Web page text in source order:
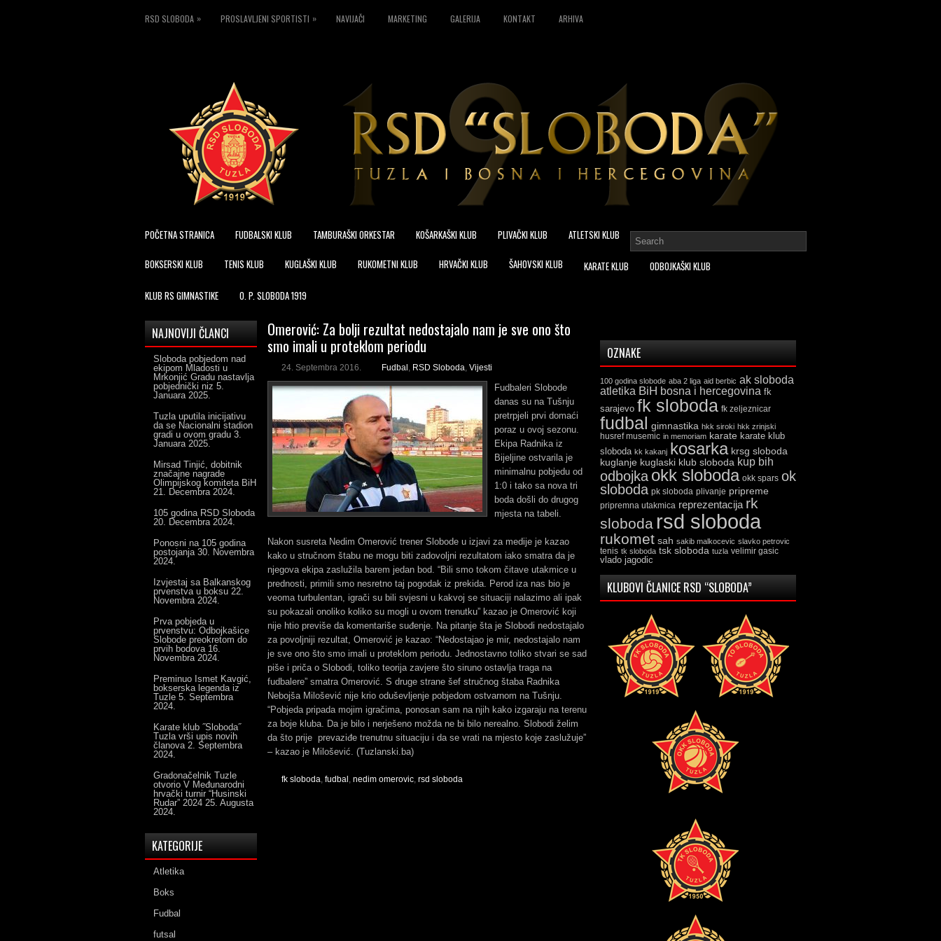
RSD SLOBODA » PROSLAVLJENI SPORTISTI » NAVIJAČI MARKETING GALERIJA KONTAKT ARHIVA
POČETNA STRANICA FUDBALSKI KLUB TAMBURAŠKI ORKESTAR KOŠARKAŠKI KLUB PLIVAČKI KLUB ATLETSKI KLUB
BOKSERSKI KLUB TENIS KLUB KUGLAŠKI KLUB RUKOMETNI KLUB HRVAČKI KLUB ŠAHOVSKI KLUB KARATE KLUB ODBOJKAŠKI KLUB
KLUB RS GIMNASTIKE O. P. SLOBODA 1919
Omerović: Za bolji rezultat nedostajalo nam je sve ono što
smo imali u proteklom periodu
24. Septembra 2016. Fudbal , RSD Sloboda, Vijesti
Fudbaleri Slobode
danas su na Tušnju
pretrpjeli prvi domaći
poraz u ovoj sezonu.
Ekipa Radnika iz
Bijeljine ostvarila je
minimalnu pobjedu od
1:0 i tako sa nova tri
boda došli do drugog
mjesta na tabeli.
Nakon susreta Nedim Omerović trener Slobode u izjavi za medije je kazao
kako u stručnom štabu ne mogu biti zadovoljni rezultatom iako smatra da je
njegova ekipa zaslužila barem jedan bod. “Bili smo tokom čitave utakmice u
prednosti, primili smo nesretno taj pogodak iz prekida. Perod iza nas bio je
veoma turbulentan, igrači su bili svjesni u kakvoj se situaciji nalazimo ali ipak
su pokazali onoliko koliko su mogli u ovom trenutku” kazao je Omerović koji
nije htio previše da komentariše suđenje. Na pitanje šta je Slobodi nedostajalo
za povoljniji rezultat, Omerović je kazao: “Nedostajao je mir, nedostajalo nam
je sve ono što smo imali u proteklom periodu. Jednostavno toliko stvari se sad
piše i priča o Slobodi, toliko teorija zavjere što siruno ostavlja traga na
fudbalere” smatra Omerović. S druge strane šef stručnog štaba Radnika
Nebojša Milošević nije krio oduševljenje pobjedom ostvarnom na Tušnju.
“Pobjeda pripada mojim igračima, ponosan sam na njih kako izgaraju na terenu
za boje kluba. Da je bilo i nerješeno možda ne bi bilo nerealno. Slobodi želim
da što prije prevaziđe trenutnu situaciju i da se vrati na mjesto koje zaslužuje”
– kazao je Milošević. (Tuzlanski.ba)
fk sloboda, fudbal , nedim omerovic, rsd sloboda
NAJNOVIJI ČLANCI
Sloboda pobjedom nad
ekipom Mladosti u
Mrkonjić Gradu nastavlja
pobjednički niz 5.
Januara 2025.
Tuzla uputila inicijativu
da se Nacionalni stadion
gradi u ovom gradu 3.
Januara 2025.
Mirsad Tinjić, dobitnik
značajne nagrade
Olimpijskog komiteta BiH
21. Decembra 2024.
105 godina RSD Sloboda
20. Decembra 2024.
Ponosni na 105 godina
postojanja 30. Novembra
2024.
Izvjestaj sa Balkanskog
prvenstva u boksu 22.
Novembra 2024.
Prva pobjeda u
prvenstvu: Odbojkašice
Slobode preokretom do
prvih bodova 16.
Novembra 2024.
Preminuo Ismet Kavgić,
bokserska legenda iz
Tuzle 5. Septembra
2024.
Karate klub ˝Sloboda˝
Tuzla vrši upis novih
članova 2. Septembra
2024.
Gradonačelnik Tuzle
otvorio V Međunarodni
hrvački turnir “Husinski
Rudar” 2024 25. Augusta
2024.
KATEGORIJE
Atletika
Boks
Fudbal
futsal
OZNAKE
100 godina slobode aba 2 liga aid berbic ak sloboda
atletika BiH bosna i hercegovina fk
sarajevo fk sloboda fk zeljeznicar
fudbal gimnastika hkk siroki hkk zrinjski
husref musemic in memoriam karate karate klub
sloboda kk kakanj kosarka krsg sloboda
kuglanje kuglaski klub sloboda kup bih
odbojka okk sloboda okk spars ok
sloboda pk sloboda plivanje pripreme
pripremna utakmica reprezentacija rk
sloboda rsd sloboda
rukomet sah sakib malkocevic slavko petrovic
tenis tk sloboda tsk sloboda tuzla velimir gasic
vlado jagodic
KLUBOVI ČLANICE RSD “SLOBODA”